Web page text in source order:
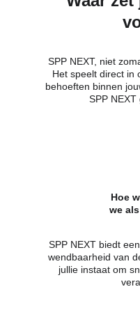
SPP NEXT, niet
Het speelt direct in
behoeften binnen
SPP
Hoe
we
SPP NEXT biedt
wendbaarheid van
jullie instaat om